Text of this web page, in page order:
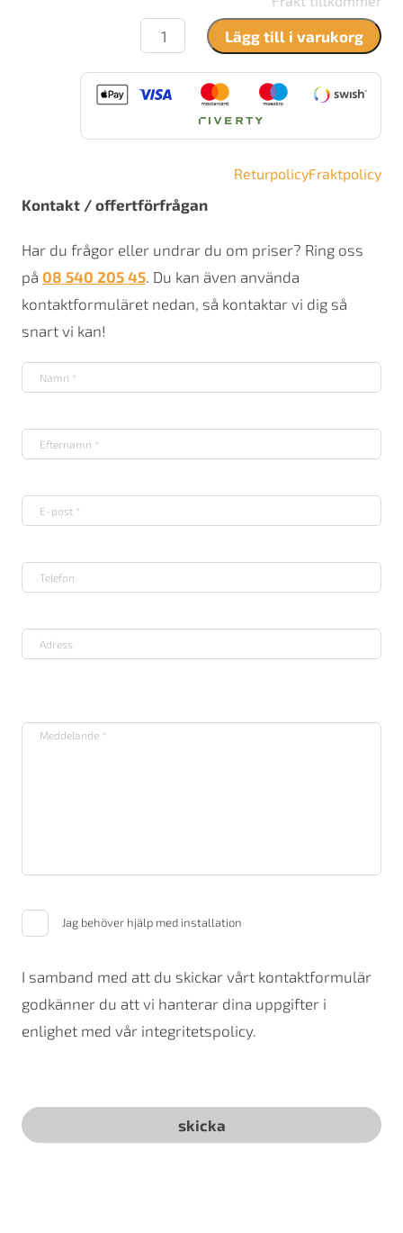
Contura
i41T
Lägg till i varukorg
ReturpolicyFraktpolicy
Kontakt / offertförfrågan
Har du frågor eller undrar du om priser? Ring oss
på 08 540 205 45. Du kan även använda
kontaktformuläret nedan, så kontaktar vi dig så
snart vi kan!
Jag behöver hjälp med installation
I samband med att du skickar vårt kontaktformulär
godkänner du att vi hanterar dina uppgifter i
enlighet med vår integritetspolicy.